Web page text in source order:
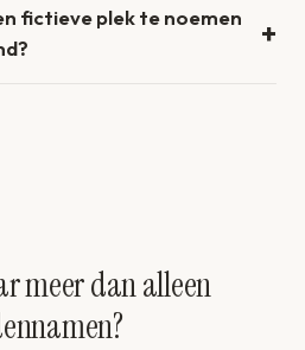
fictieve plek te noemen
meer dan alleen